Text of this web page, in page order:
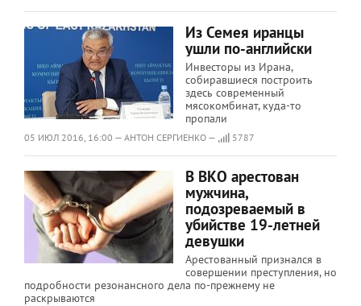
Из Семея иранцы
ушли по-английски
Инвесторы из Ирана,
собиравшиеся построить
здесь современный
мясокомбинат, куда-то
пропали
05 ИЮЛ 2016, 16:00 — АНТОН СЕРГИЕНКО — 5787
В ВКО арестован
мужчина,
подозреваемый в
убийстве 19-летней
девушки
Арестованный признался в
совершении преступления, но
подробности резонансного дела по-прежнему не
раскрываются